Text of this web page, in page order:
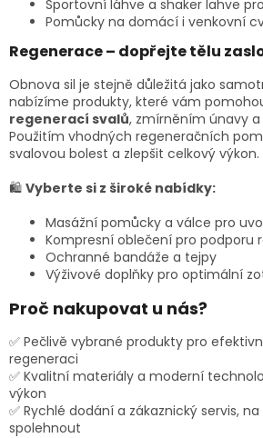
ý
p
i
s
u
Sportovní láhve a shaker lahve
Pomůcky na domácí i venkovní
Regenerace – dopřejte tělu
Obnova sil je stejně důležitá jako
nabízíme produkty, které vám
regenerací svalů, zmírněním únavy
Použitím vhodných regeneračních
svalovou bolest a zlepšit celkový výkon.
🛍 Vyberte si z široké nabídky:
Masážní pomůcky a válce pro
Kompresní oblečení pro podporu
Ochranné bandáže a tejpy
Výživové doplňky pro optimální
Proč nakupovat u nás?
✅ Pečlivě vybrané produkty pro
regeneraci
✅ Kvalitní materiály a moderní
výkon
✅ Rychlé dodání a zákaznický servis,
spolehnout